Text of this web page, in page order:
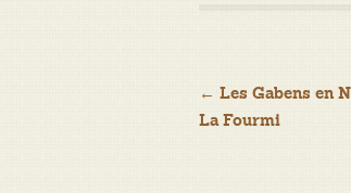
Navigation
← Les Gabens en
La Fourmi